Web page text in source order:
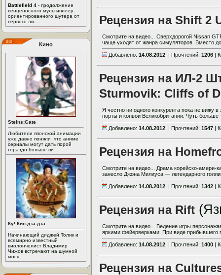
Battlefield 4 - продолжение
венценосного мультиплеер-
ориентированного шутера от
первого ли...
Кино
Steins;Gate
Любители японской анимации
уже давно поняли ,что аниме
сериалы могут дать порой
гораздо больше пи...
Ку! Кин-дза-дза
Начинающий диджей Толик и
всемирно известный
виолончелист Владимир
Чижов встречают на шумной
моск...
Рецензия на Shift 2
Смотрите на видео... Сверхдорогой Nissan
чаще уходят от жанра симуляторов. Вместо
Добавлено: 14.08.2012 | Прочтений: 1206 |
Рецензия на ИЛ-2
Sturmovik: Cliffs of
Я честно ни одного конкурента пока не вижу
порты и конвои Великобритании. Чуть больше
Добавлено: 14.08.2012 | Прочтений: 1547 |
Рецензия на
Смотрите на видео... Драма корейско-амери-
занесло Джона Милиуса — легендарного
Добавлено: 14.08.2012 | Прочтений: 1342 |
Рецензия на Rift
Смотрите на видео... Ведение игры
яркими фейерверками. При виде прибывшего
Добавлено: 14.08.2012 | Прочтений: 1400 |
Рецензия на